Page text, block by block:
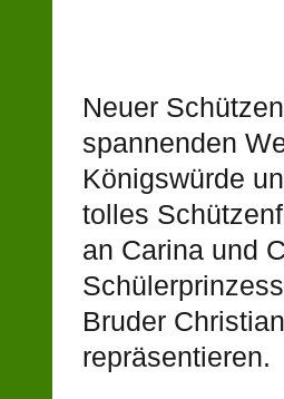
Neuer
spannenden
Königswürde
tolles
an Carina und
Bruder
repräsentieren.